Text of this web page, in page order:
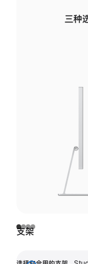
三种
支架